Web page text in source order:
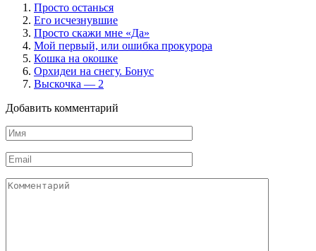
Просто останься
Его исчезнувшие
Просто скажи мне «Да»
Мой первый, или ошибка прокурора
Кошка на окошке
Орхидеи на снегу. Бонус
Выскочка — 2
Добавить комментарий
Имя
*
Email
*
Комментарий